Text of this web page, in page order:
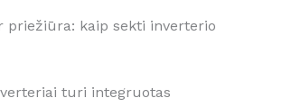
priežiūra: kaip sekti inverterio
turi integruotas